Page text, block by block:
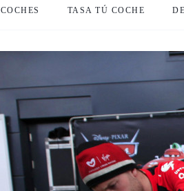
COCHES TASA TÚ COCHE